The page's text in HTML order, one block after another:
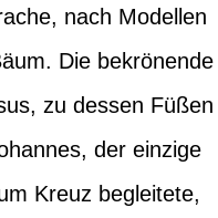
nach Modellen
Die bekrönende
zu dessen Füßen
der einzige
Kreuz begleitete,